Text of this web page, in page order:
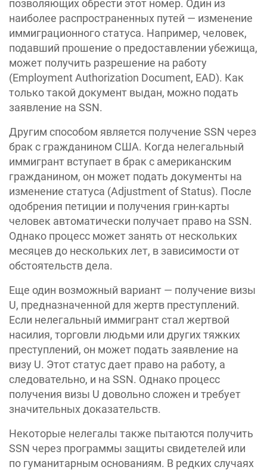
позволяющих обрести этот номер. Один из
наиболее распространенных путей — изменение
иммиграционного статуса. Например, человек,
подавший прошение о предоставлении убежища,
может получить разрешение на работу
(Employment Authorization Document, EAD). Как
только такой документ выдан, можно подать
заявление на SSN.
Другим способом является получение SSN через
брак с гражданином США. Когда нелегальный
иммигрант вступает в брак с американским
гражданином, он может подать документы на
изменение статуса (Adjustment of Status). После
одобрения петиции и получения грин-карты
человек автоматически получает право на SSN.
Однако процесс может занять от нескольких
месяцев до нескольких лет, в зависимости от
обстоятельств дела.
Еще один возможный вариант — получение визы
U, предназначенной для жертв преступлений.
Если нелегальный иммигрант стал жертвой
насилия, торговли людьми или других тяжких
преступлений, он может подать заявление на
визу U. Этот статус дает право на работу, а
следовательно, и на SSN. Однако процесс
получения визы U довольно сложен и требует
значительных доказательств.
Некоторые нелегалы также пытаются получить
SSN через программы защиты свидетелей или
по гуманитарным основаниям. В редких случаях